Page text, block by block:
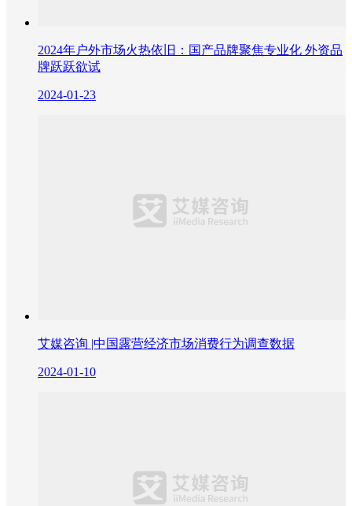
2024年户外市场火热依旧：国产品牌聚焦专业化 外资品
牌跃跃欲试
2024-01-23
艾媒咨询 |中国露营经济市场消费行为调查数据
2024-01-10